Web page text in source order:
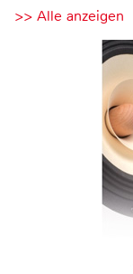
>> Alle anzeigen